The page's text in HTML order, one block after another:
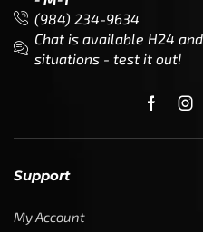
(984) 234-9634
Chat is available H24
situations - test it out!
Support
My Account